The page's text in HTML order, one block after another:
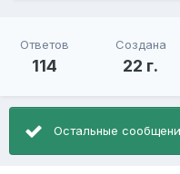
Ответов
114
Создана
22 г.
Остальные